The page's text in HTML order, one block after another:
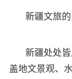
新疆文旅的
新疆处处
盖地文景观、